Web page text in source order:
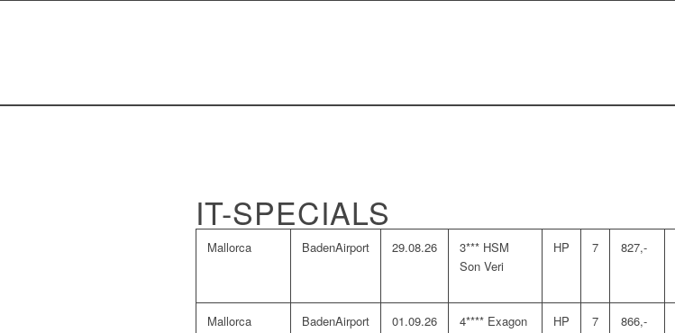
IT-SPECIALS
Mallorca BadenAirport 29.08.26
3*** HSM
Son Veri
HP 7 827,-
Mallorca BadenAirport 01.09.26
4**** Exagon
HP 7 866,-